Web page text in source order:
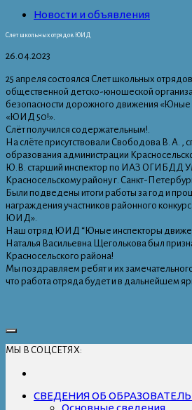
Новости и объявления
Слет школьных отрядов ЮИД
26.04.2023
25 апреля состоялся Слет школьных
общественной детско-юношеской
безопасности дорожного движения «Юные
«ЮИД 50!».
Слёт получился содержательным!.
На слёте присутствовали Свободова В. А. ,
образования администрации
Ю.В. старший инспектор по ИАЗ ОГИБДД
Красносельскому району г. Санкт-
Были подведены итоги работы за год и
награждения участников районного
ЮИД».
Наш отряд ЮИД “Юные инспекторы
Наталья Васильевна Щеголькова был
Красносельского района!
Мы поздравляем ребят и их
что работа отряда будет и в дальнейшем
МЫ В СОЦСЕТЯХ:
СВЕДЕНИЯ ОБ
Основные сведения